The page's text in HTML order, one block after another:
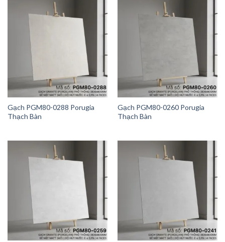
Gạch PGM80-0288 Porugia
Thạch Bàn
Gạch PGM80-0260 Porugia
Thạch Bàn